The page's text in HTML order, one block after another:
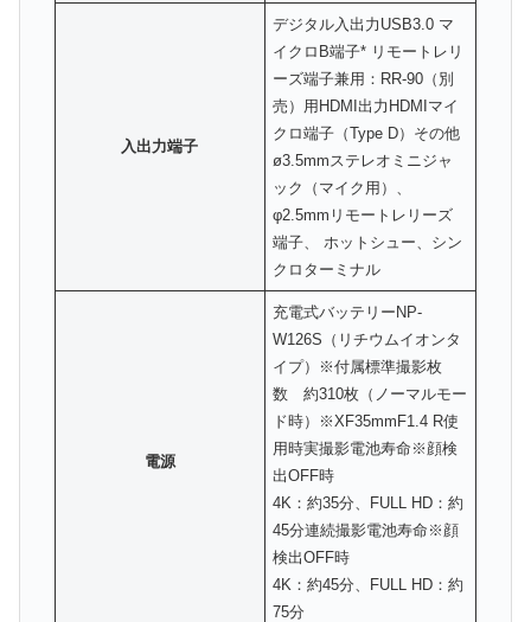
入出力端子
デジタル入出力USB3.0 マ
イクロB端子* リモートレリ
ーズ端子兼用：RR-90（別
売）用HDMI出力HDMIマイ
クロ端子（Type D）その他
ø3.5mmステレオミニジャ
ック（マイク用）、
φ2.5mmリモートレリーズ
端子、 ホットシュー、シン
クロターミナル
電源
充電式バッテリーNP-
W126S（リチウムイオンタ
イプ）※付属標準撮影枚
数 約310枚（ノーマルモー
ド時）※XF35mmF1.4 R使
用時実撮影電池寿命※顔検
出OFF時
4K：約35分、FULL HD：約
45分連続撮影電池寿命※顔
検出OFF時
4K：約45分、FULL HD：約
75分